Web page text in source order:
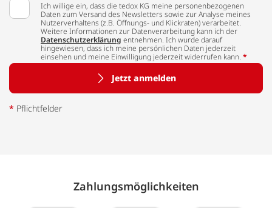
Ich willige ein, dass die tedox KG meine personenbezogenen
Daten zum Versand des Newsletters sowie zur Analyse meines
Nutzerverhaltens (z.B. Öffnungs- und Klickraten) verarbeitet.
Weitere Informationen zur Datenverarbeitung kann ich der
Datenschutzerklärung entnehmen. Ich wurde darauf
hingewiesen, dass ich meine persönlichen Daten jederzeit
einsehen und meine Einwilligung jederzeit widerrufen kann. *
Jetzt anmelden
* Pflichtfelder
Zahlungs­möglich­keiten